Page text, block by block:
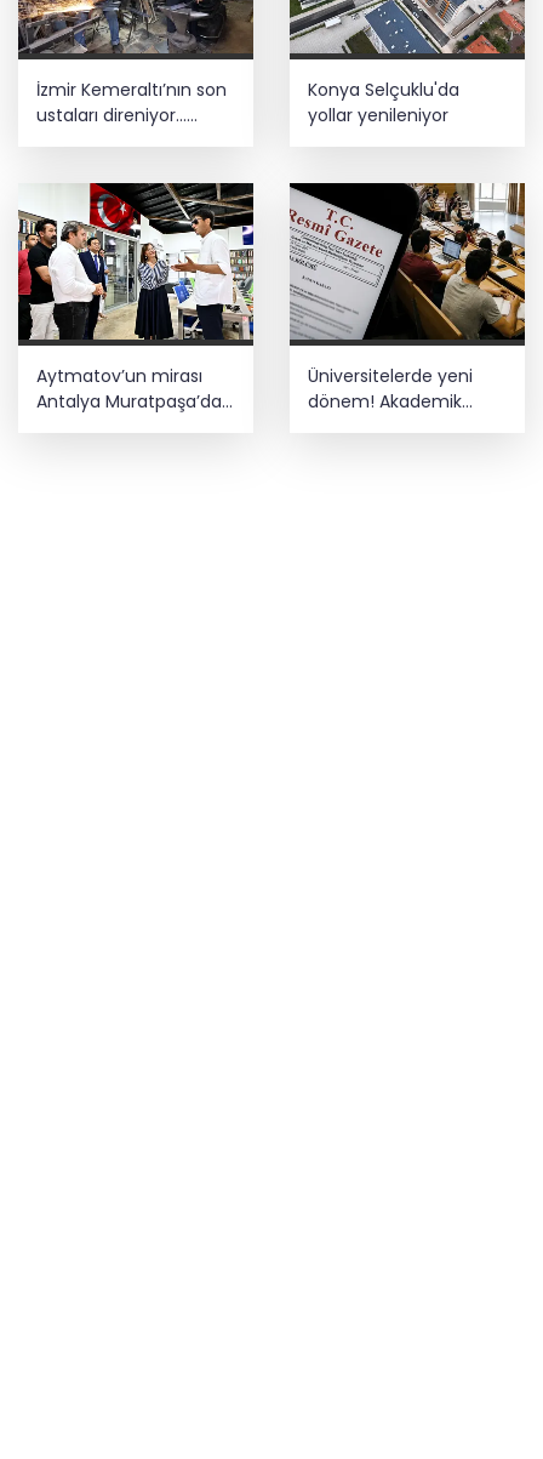
İzmir Kemeraltı’nın son
ustaları direniyor...
Konya Selçuklu'da
yollar yenileniyor
Aytmatov’un mirası
Antalya Muratpaşa’da
büyüyor
Üniversitelerde yeni
dönem! Akademik
sahtekârlığa hapis,